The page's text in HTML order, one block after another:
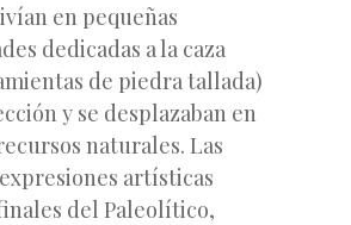
en pequeñas
dedicadas a la caza
de piedra tallada)
y se desplazaban en
naturales. Las
artísticas
del Paleolítico,